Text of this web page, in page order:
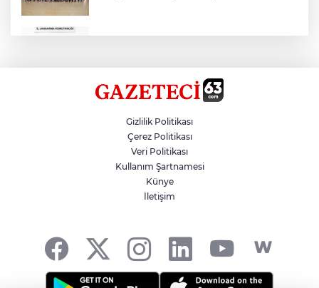
Hikmet Başak’tan Ulaşım Çalışması
Atatürk Bulvarında Asfalt Yenileniyor
Gizlilik Politikası
Çerez Politikası
Veri Politikası
Kullanım Şartnamesi
Künye
İletişim